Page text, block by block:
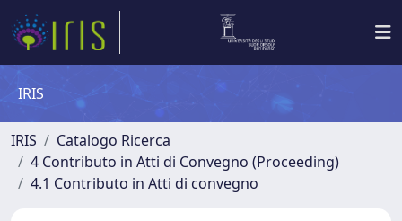
IRIS
IRIS
Catalogo Ricerca
4 Contributo in Atti di Convegno (Proceeding)
4.1 Contributo in Atti di convegno